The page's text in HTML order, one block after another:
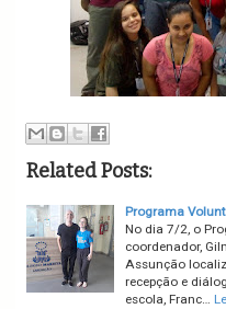
Related Posts:
Programa
No dia 7/2, o
coordenador,
Assunção
recepção e
escola, Franc…